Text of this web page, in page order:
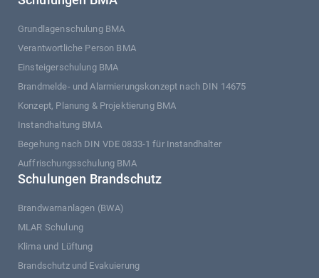
Grundlagenschulung BMA
Verantwortliche Person BMA
Einsteigerschulung BMA
Brandmelde- und Alarmierungskonzept nach DIN 14675
Konzept, Planung & Projektierung BMA
Instandhaltung BMA
Begehung nach DIN VDE 0833-1 für Instandhalter
Auffrischungsschulung BMA
Schulungen Brandschutz
Brandwarnanlagen (BWA)
MLAR Schulung
Klima und Lüftung
Brandschutz und Evakuierung